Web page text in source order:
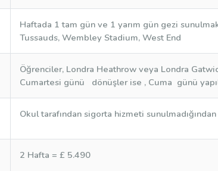
Haftada 1 tam gün ve 1 yarım gün gezi
Tussauds, Wembley Stadium, West End
Öğrenciler, Londra Heathrow veya Londra
Cumartesi günü dönüşler ise , Cuma günü
Okul tarafından sigorta hizmeti
2 Hafta = £ 5.490